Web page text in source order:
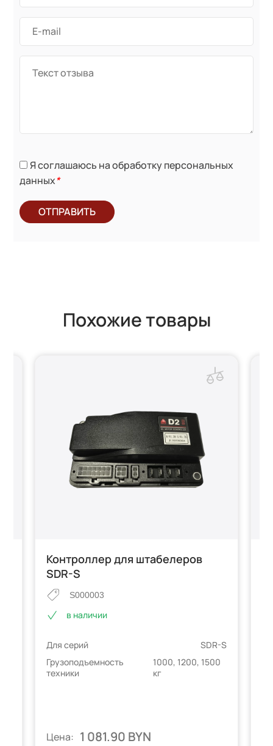
Я соглашаюсь на обработку персональных
данных*
ОТПРАВИТЬ
Похожие товары
Контроллер для штабелеров
SDR-S
S000003
в наличии
Для серий
SDR-S
Грузоподъемность
техники
1000, 1200, 1500
кг
Цена: 1 081.90 BYN